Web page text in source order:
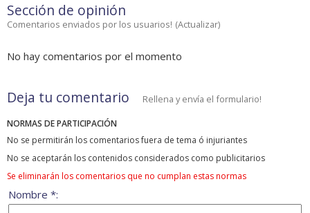
Sección de opinión
Comentarios enviados por los usuarios! (Actualizar)
No hay comentarios por el momento
Deja tu comentario Rellena y envía el formulario!
NORMAS DE PARTICIPACIÓN
No se permitirán los comentarios fuera de tema ó injuriantes
No se aceptarán los contenidos considerados como publicitarios
Se eliminarán los comentarios que no cumplan estas normas
Nombre *: